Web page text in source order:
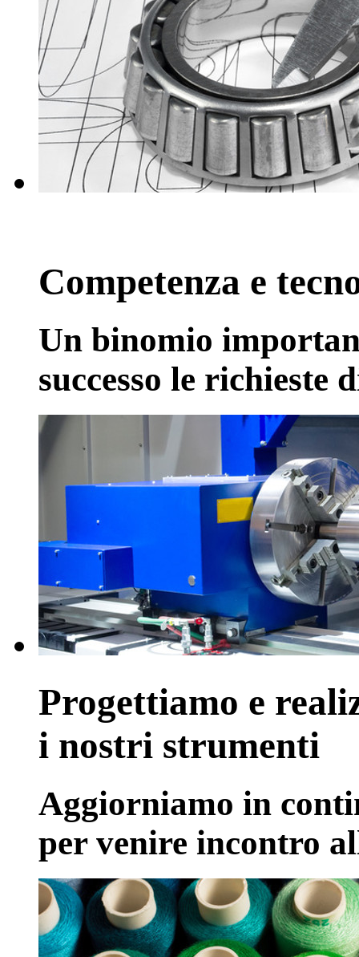
Competenza e
Un binomio
successo le richieste
Progettiamo e
i nostri strumenti
Aggiorniamo in
per venire incontro